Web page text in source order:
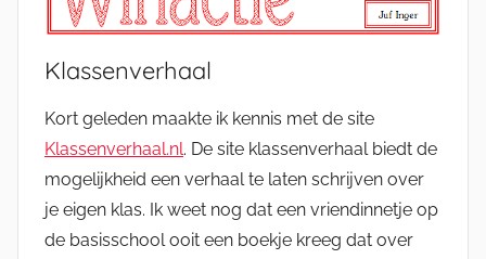
Klassenverhaal
Kort geleden maakte ik kennis met de site
Klassenverhaal.nl. De site klassenverhaal biedt de
mogelijkheid een verhaal te laten schrijven over
je eigen klas. Ik weet nog dat een vriendinnetje op
de basisschool ooit een boekje kreeg dat over